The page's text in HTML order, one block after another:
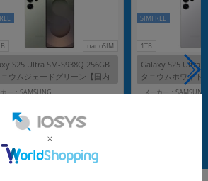
nanoSIM
S25 Ultra SM-S938Q 256GB
ニウムジェードグリーン【国内
フリー】
ー：SAMSUNG
数：1
ランク 159,800 円
1TB
SIMFREE
Galaxy S25 Ultra
タニウムホワイト
SIMフリー】
メーカー：SAMSUNG